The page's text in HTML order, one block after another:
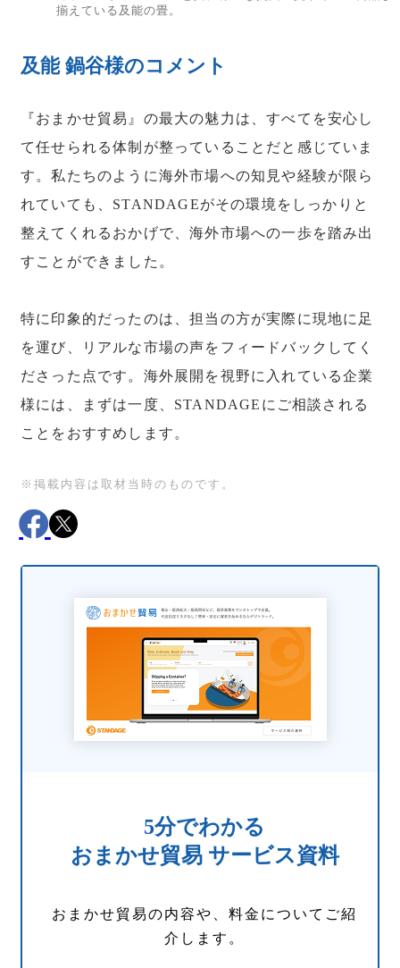
揃えている及能の畳。
及能 鍋谷様のコメント
『おまかせ貿易』の最大の魅力は、すべてを安心し
て任せられる体制が整っていることだと感じていま
す。私たちのように海外市場への知見や経験が限ら
れていても、STANDAGEがその環境をしっかりと
整えてくれるおかげで、海外市場への一歩を踏み出
すことができました。
特に印象的だったのは、担当の方が実際に現地に足
を運び、リアルな市場の声をフィードバックしてく
ださった点です。海外展開を視野に入れている企業
様には、まずは一度、STANDAGEにご相談される
ことをおすすめします。
※掲載内容は取材当時のものです。
5分でわかる
おまかせ貿易 サービス資料
おまかせ貿易の内容や、料金についてご紹
介します。